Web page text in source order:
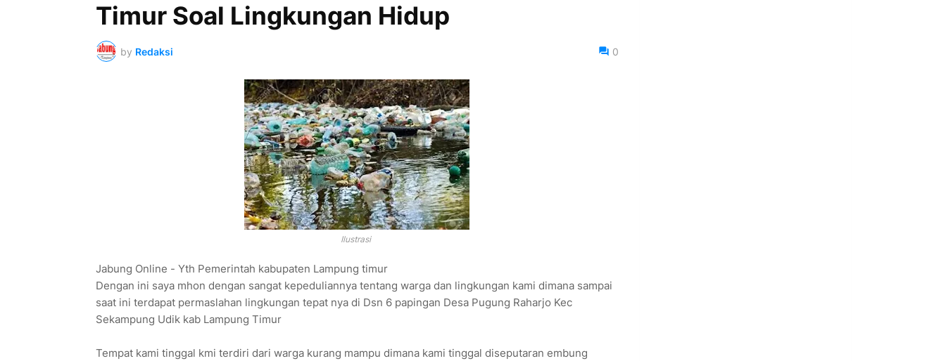
Timur Soal Lingkungan Hidup
by Redaksi 0
Ilustrasi
Jabung Online - Yth Pemerintah kabupaten Lampung timur
Dengan ini saya mhon dengan sangat kepeduliannya tentang warga dan lingkungan kami dimana sampai
saat ini terdapat permaslahan lingkungan tepat nya di Dsn 6 papingan Desa Pugung Raharjo Kec
Sekampung Udik kab Lampung Timur
Tempat kami tinggal kmi terdiri dari warga kurang mampu dimana kami tinggal diseputaran embung